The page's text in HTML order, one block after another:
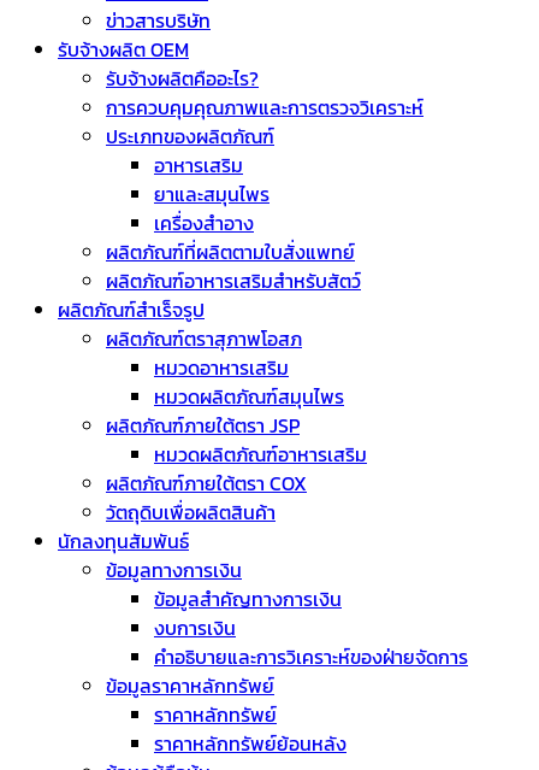
ข่าวสารบริษัท
รับจ้างผลิต OEM
รับจ้างผลิตคืออะไร?
การควบคุมคุณภาพและการตรวจวิเคราะห์
ประเภทของผลิตภัณฑ์
อาหารเสริม
ยาและสมุนไพร
เครื่องสำอาง
ผลิตภัณฑ์ที่ผลิตตามใบสั่งแพทย์
ผลิตภัณฑ์อาหารเสริมสำหรับสัตว์
ผลิตภัณฑ์สำเร็จรูป
ผลิตภัณฑ์ตราสุภาพโอสภ
หมวดอาหารเสริม
หมวดผลิตภัณฑ์สมุนไพร
ผลิตภัณฑ์ภายใต้ตรา JSP
หมวดผลิตภัณฑ์อาหารเสริม
ผลิตภัณฑ์ภายใต้ตรา COX
วัตถุดิบเพื่อผลิตสินค้า
นักลงทุนสัมพันธ์
ข้อมูลทางการเงิน
ข้อมูลสำคัญทางการเงิน
งบการเงิน
คำอธิบายและการวิเคราะห์ของฝ่ายจัดการ
ข้อมูลราคาหลักทรัพย์
ราคาหลักทรัพย์
ราคาหลักทรัพย์ย้อนหลัง